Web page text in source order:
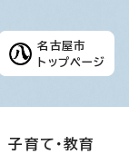
名古屋市
トップページ
子育て・教育